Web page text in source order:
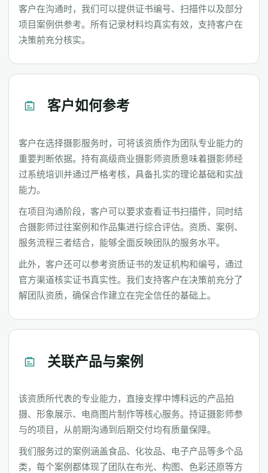
客户在沟通时，我们可以提供证书编号、扫描件以及部分
项目案例供参考。所有记录材料均真实有效，支持客户在
决策前充分核实。
客户如何参考
客户在选择摄影服务时，可将该资质作为团队专业能力的
重要判断依据。持有高级商业摄影师资质意味着摄影师经
过系统培训并通过严格考核，具备扎实的理论基础和实战
能力。
在项目沟通阶段，客户可以要求查看证书扫描件，同时结
合摄影师过往案例和作品集进行综合评估。资质、案例、
服务流程三者结合，能够全面反映团队的服务水平。
此外，客户还可以参考资质证书的发证机构和编号，通过
官方渠道核实证书真实性。我们支持客户在决策前充分了
解团队资质，确保合作建立在完全信任的基础上。
关联产品与案例
该资质所代表的专业能力，直接支撑中博科远的产品拍
摄、形象展示、电商图片制作等核心服务。持证摄影师参
与的项目，从前期沟通到后期交付均有质量保障。
我们服务过的案例涵盖食品、化妆品、电子产品等多个品
类，每个案例都体现了团队在布光、构图、色彩还原等方